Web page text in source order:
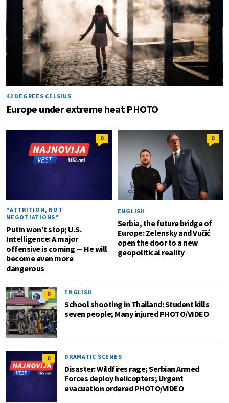
42 DEGREES CELSIUS
Europe under extreme heat PHOTO
0
"ATTRITION, NOT
NEGOTIATIONS"
Putin won't stop; U.S.
Intelligence: A major
offensive is coming — He will
become even more
dangerous
0
ENGLISH
Serbia, the future bridge of
Europe: Zelensky and Vučić
open the door to a new
geopolitical reality
0 ENGLISH
School shooting in Thailand: Student kills
seven people; Many injured PHOTO/VIDEO
0 DRAMATIC SCENES
Disaster: Wildfires rage; Serbian Armed
Forces deploy helicopters; Urgent
evacuation ordered PHOTO/VIDEO